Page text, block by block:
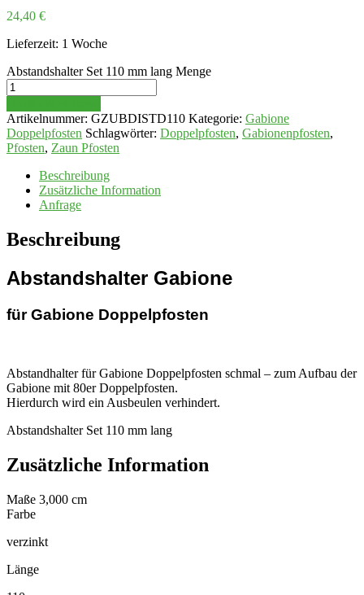
24,40 €
Lieferzeit: 1 Woche
Abstandshalter Set 110 mm lang Menge
Artikelnummer: GZUBDISTD110 Kategorie: Gabione
Doppelpfosten Schlagwörter: Doppelpfosten, Gabionenpfosten,
Pfosten, Zaun Pfosten
Beschreibung
Zusätzliche Information
Anfrage
Beschreibung
Abstandshalter Gabione
für Gabione Doppelpfosten
Abstandhalter für Gabione Doppelpfosten schmal – zum Aufbau der
Gabione mit 80er Doppelpfosten.
Hierdurch wird ein Ausbeulen verhindert.
Abstandshalter Set 110 mm lang
Zusätzliche Information
Maße 3,000 cm
Farbe
verzinkt
Länge